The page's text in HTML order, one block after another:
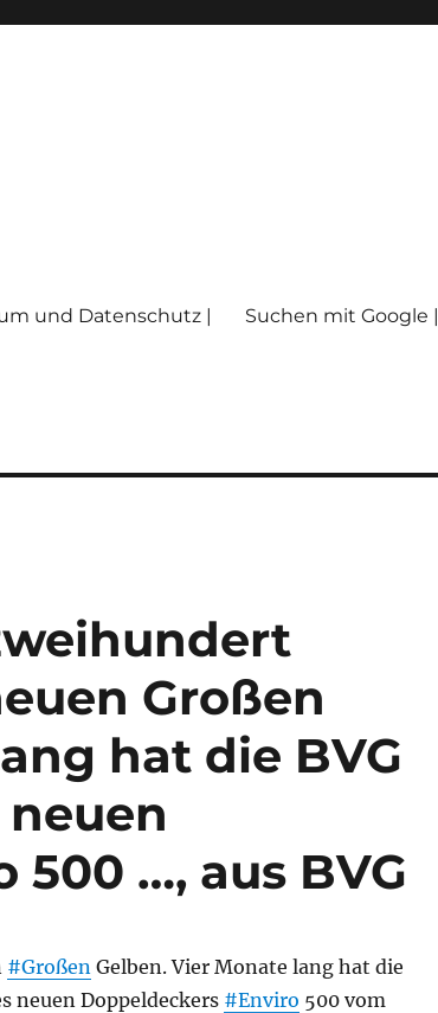
und Datenschutz | Suchen mit Google |
Großen
hat die BVG
500 …, aus BVG
#GroßenGelben. Vier Monate lang hat die
neuen Doppeldeckers #Enviro 500 vom